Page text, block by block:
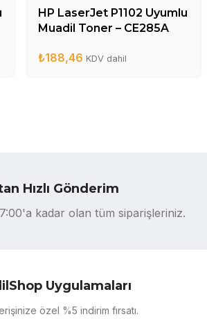
HP LaserJet P1102 Uyumlu
Muadil Toner – CE285A
₺188,46 KDV dahil
Hızlı Gönderim
kadar olan tüm siparişleriniz.
Uygulamaları
özel %5 indirim fırsatı.